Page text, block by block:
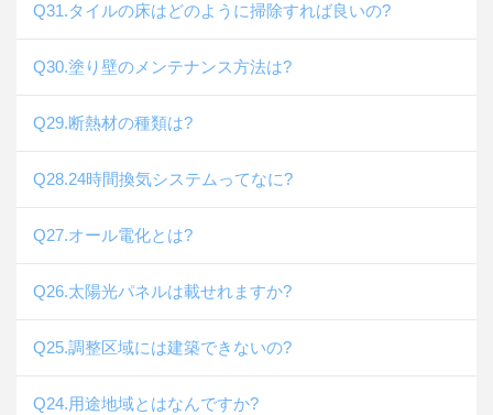
Q31.タイルの床はどのように掃除すれば良いの?
Q30.塗り壁のメンテナンス方法は?
Q29.断熱材の種類は?
Q28.24時間換気システムってなに?
Q27.オール電化とは?
Q26.太陽光パネルは載せれますか?
Q25.調整区域には建築できないの?
Q24.用途地域とはなんですか?